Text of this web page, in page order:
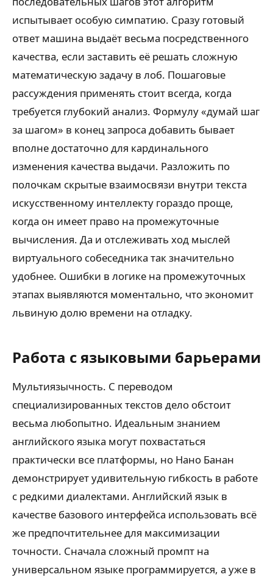
испытывает особую симпатию. Сразу готовый
ответ машина выдаёт весьма посредственного
качества, если заставить её решать сложную
математическую задачу в лоб. Пошаговые
рассуждения применять стоит всегда, когда
требуется глубокий анализ. Формулу «думай шаг
за шагом» в конец запроса добавить бывает
вполне достаточно для кардинального
изменения качества выдачи. Разложить по
полочкам скрытые взаимосвязи внутри текста
искусственному интеллекту гораздо проще,
когда он имеет право на промежуточные
вычисления. Да и отслеживать ход мыслей
виртуального собеседника так значительно
удобнее. Ошибки в логике на промежуточных
этапах выявляются моментально, что экономит
львиную долю времени на отладку.
Работа с языковыми барьерами
Мультиязычность. С переводом
специализированных текстов дело обстоит
весьма любопытно. Идеальным знанием
английского языка могут похвастаться
практически все платформы, но Нано Банан
демонстрирует удивительную гибкость в работе
с редкими диалектами. Английский язык в
качестве базового интерфейса использовать всё
же предпочтительнее для максимизации
точности. Сначала сложный промпт на
универсальном языке программируется, а уже в